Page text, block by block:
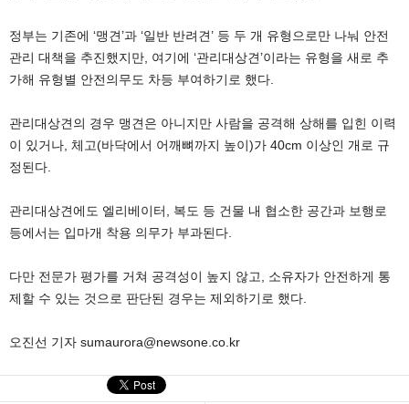
정부는 기존에 ‘맹견’과 ‘일반 반려견’ 등 두 개 유형으로만 나눠 안전
관리 대책을 추진했지만, 여기에 ‘관리대상견’이라는 유형을 새로 추
가해 유형별 안전의무도 차등 부여하기로 했다.
관리대상견의 경우 맹견은 아니지만 사람을 공격해 상해를 입힌 이력
이 있거나, 체고(바닥에서 어깨뼈까지 높이)가 40cm 이상인 개로 규
정된다.
관리대상견에도 엘리베이터, 복도 등 건물 내 협소한 공간과 보행로
등에서는 입마개 착용 의무가 부과된다.
다만 전문가 평가를 거쳐 공격성이 높지 않고, 소유자가 안전하게 통
제할 수 있는 것으로 판단된 경우는 제외하기로 했다.
오진선 기자 sumaurora@newsone.co.kr